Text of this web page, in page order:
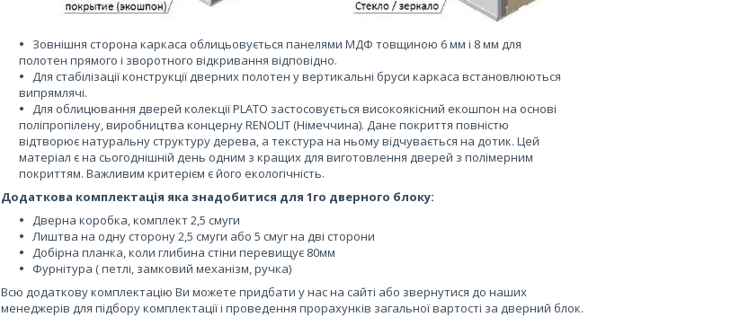
Зовнішня сторона каркаса облицьовується панелями МДФ товщиною 6 мм і 8 мм для
полотен прямого і зворотного відкривання відповідно.
Для стабілізації конструкції дверних полотен у вертикальні бруси каркаса встановлюються
випрямлячі.
Для облицювання дверей колекції PLATO застосовується високоякісний екошпон на основі
поліпропілену, виробництва концерну RENOLIT (Німеччина). Дане покриття повністю
відтворює натуральну структуру дерева, а текстура на ньому відчувається на дотик. Цей
матеріал є на сьогоднішній день одним з кращих для виготовлення дверей з полімерним
покриттям. Важливим критерієм є його екологічність.
Додаткова комплектація яка знадобитися для 1го дверного блоку:
Дверна коробка, комплект 2,5 смуги
Лиштва на одну сторону 2,5 смуги або 5 смуг на дві сторони
Добірна планка, коли глибина стіни перевищує 80мм
Фурнітура ( петлі, замковий механізм, ручка)
Всю додаткову комплектацію Ви можете придбати у нас на сайті або звернутися до наших
менеджерів для підбору комплектації і проведення прорахунків загальної вартості за дверний блок.